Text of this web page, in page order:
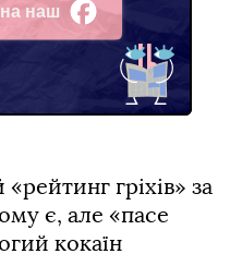
наш
гріхів» за
є, але «пасе
кокаїн